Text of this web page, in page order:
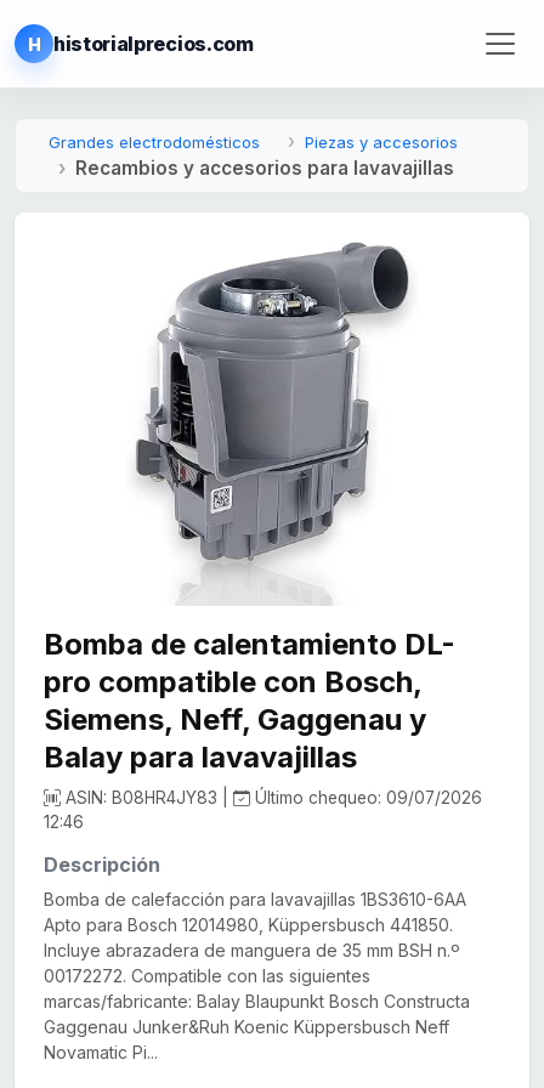
H historialprecios.com
Grandes electrodomésticos Piezas y accesorios
Recambios y accesorios para lavavajillas
Bomba de calentamiento DL-
pro compatible con Bosch,
Siemens, Neff, Gaggenau y
Balay para lavavajillas
ASIN: B08HR4JY83 |
Último chequeo: 09/07/2026
12:46
Descripción
Bomba de calefacción para lavavajillas 1BS3610-6AA
Apto para Bosch 12014980, Küppersbusch 441850.
Incluye abrazadera de manguera de 35 mm BSH n.º
00172272. Compatible con las siguientes
marcas/fabricante: Balay Blaupunkt Bosch Constructa
Gaggenau Junker&Ruh Koenic Küppersbusch Neff
Novamatic Pi...